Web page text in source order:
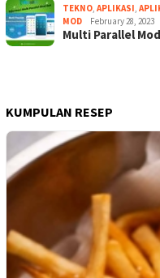
TEKNO, APLIKASI,
MOD
February 28, 2023
Multi Parallel
KUMPULAN RESEP